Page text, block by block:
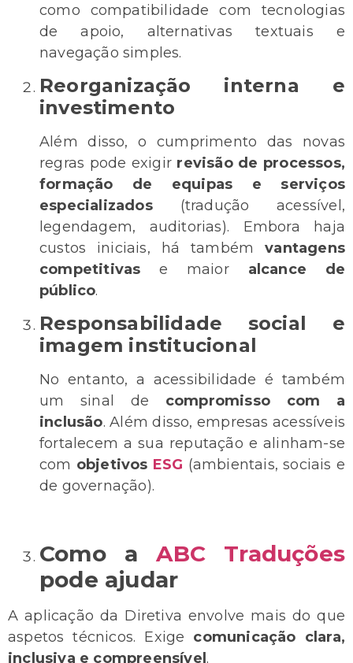
como compatibilidade com tecnologias
de apoio, alternativas textuais e
navegação simples.
Reorganização interna e
investimento
Além disso, o cumprimento das novas
regras pode exigir revisão de processos,
formação de equipas e serviços
especializados(tradução acessível,
legendagem, auditorias). Embora haja
custos iniciais, há tambémvantagens
competitivas e maior alcance de
público.
Responsabilidade social e
imagem institucional
No entanto, a acessibilidade é também
um sinal de compromisso com a
inclusão. Além disso, empresas acessíveis
fortalecem a sua reputação e alinham-se
com objetivos ESG (ambientais, sociais e
de governação).
Como aABC Traduções
pode ajudar
A aplicação da Diretiva envolve mais do que
aspetos técnicos. Exige comunicação clara,
inclusiva e compreensível .